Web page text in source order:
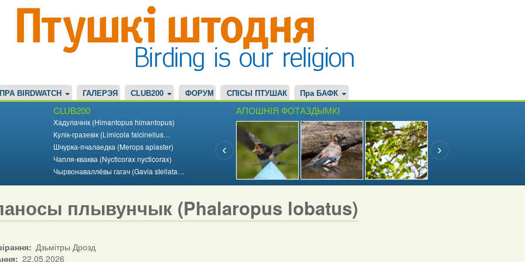
ПРА BIRDWATCH ГАЛЕРЭЯ CLUB200 ФОРУМ СПІСЫ ПТУШАК Пра БАФК
CLUB200
Хадулачнік (Himantopus himantopus)
Кулік-гразевік (Limicola falcinellus…
Шчурка-пчалаедка (Merops apiaster)
Чапля-кваква (Nycticorax nycticorax)
Чырвонаваллёвы гагач (Gavia stellata…
АПОШНІЯ ФОТАЗДЫМКІ
плывунчык (Phalaropus lobatus)
Дзьмітры Дрозд
22.05.2026